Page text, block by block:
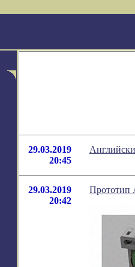
29.03.2019
20:45
29.03.2019
20:42
Прототип